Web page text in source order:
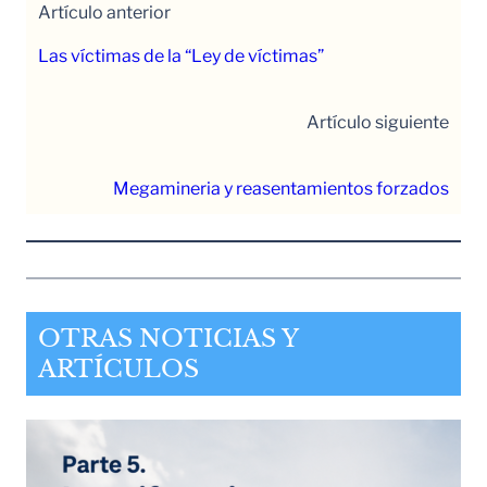
Artículo anterior
Las víctimas de la “Ley de víctimas”
Artículo siguiente
Megamineria y reasentamientos forzados
OTRAS NOTICIAS Y
ARTÍCULOS